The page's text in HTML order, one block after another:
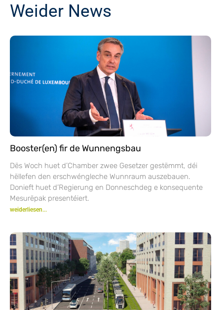
Weider News
Booster(en) fir de Wunnengsbau
Dës Woch huet d’Chamber zwee Gesetzer gestëmmt, déi
hëllefen den erschwéngleche Wunnraum auszebauen.
Donieft huet d’Regierung en Donneschdeg e konsequente
Mesurëpak presentéiert.
weiderliesen...